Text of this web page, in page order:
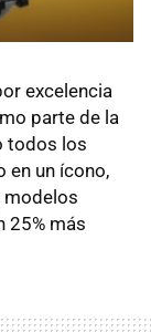
excelencia
parte de la
todos los
en un ícono,
modelos
25% más